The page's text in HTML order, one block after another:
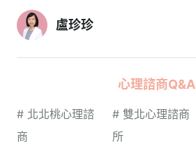
盧珍珍
心理諮商Q&A
# 北北桃心理諮
商
#雙北心理諮商
所